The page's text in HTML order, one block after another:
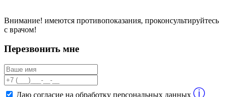
Внимание! имеются противопоказания, проконсультируйтесь
с врачом!
Перезвонить мне
Даю согласие на обработку персональных данных ⓘ